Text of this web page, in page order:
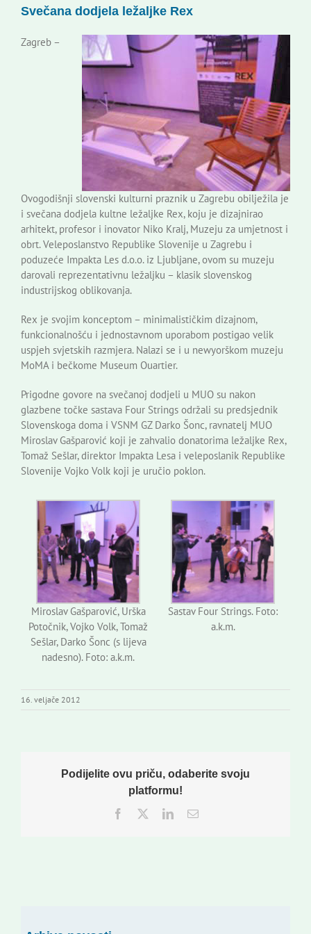
Korisne informacije
Svečana dodjela ležaljke Rex
Zagreb –
Ovogodišnji slovenski kulturni praznik u Zagrebu obilježila je
i svečana dodjela kultne ležaljke Rex, koju je dizajnirao
arhitekt, profesor i inovator Niko Kralj, Muzeju za umjetnost i
obrt. Veleposlanstvo Republike Slovenije u Zagrebu i
poduzeće Impakta Les d.o.o. iz Ljubljane, ovom su muzeju
darovali reprezentativnu ležaljku – klasik slovenskog
industrijskog oblikovanja.
Rex je svojim konceptom – minimalističkim dizajnom,
funkcionalnošću i jednostavnom uporabom postigao velik
uspjeh svjetskih razmjera. Nalazi se i u newyorškom muzeju
MoMA i bečkome Museum Ouartier.
Prigodne govore na svečanoj dodjeli u MUO su nakon
glazbene točke sastava Four Strings održali su predsjednik
Slovenskoga doma i VSNM GZ Darko Šonc, ravnatelj MUO
Miroslav Gašparović koji je zahvalio donatorima ležaljke Rex,
Tomaž Sešlar, direktor Impakta Lesa i veleposlanik Republike
Slovenije Vojko Volk koji je uručio poklon.
Miroslav Gašparović, Urška
Potočnik, Vojko Volk, Tomaž
Sešlar, Darko Šonc (s lijeva
nadesno). Foto: a.k.m.
Sastav Four Strings. Foto:
a.k.m.
16. veljače 2012
Podijelite ovu priču, odaberite svoju
platformu!
Facebook
TwitterLinkedInEmail: